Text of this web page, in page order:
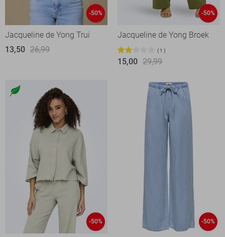
-50%
Jacqueline de Yong Trui
13,50 26,99
-50%
Jacqueline de Yong Broek
1
15,00 29,99
-50% -50%